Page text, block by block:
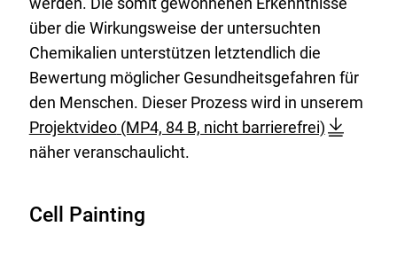
über die Wirkungsweise der untersuchten
Chemikalien unterstützen letztendlich die
Bewertung möglicher Gesundheitsgefahren für
den Menschen. Dieser Prozess wird in unseremD
Projektvideo2
5
2
(MP4, 84 B, nicht barrierefrei)
näher veranschaulicht.
Cell Painting